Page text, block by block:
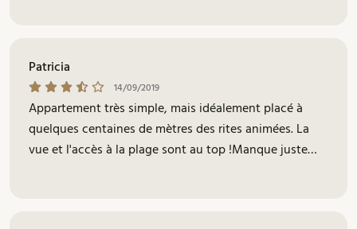
duda, un buen sitio para disfrutar de tus vacaciones
sin contratiempos! Esperamos poder seguir
disfrutando de muchos años más con vosotros! Un
abrazo, Marta, Josep & Montse
Patricia
14/09/2019
Appartement très simple, mais idéalement placé à
quelques centaines de mètres des rites animées. La
vue et l'accès à la plage sont au top !Manque juste